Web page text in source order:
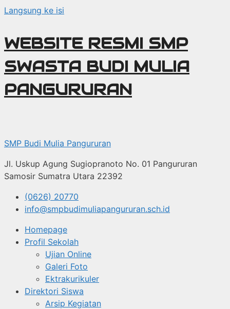
Langsung ke isi
WEBSITE RESMI SMP
SWASTA BUDI MULIA
PANGURURAN
SMP Budi Mulia Pangururan
Jl. Uskup Agung Sugiopranoto No. 01 Pangururan
Samosir Sumatra Utara 22392
(0626) 20770
info@smpbudimuliapangururan.sch.id
Homepage
Profil Sekolah
Ujian Online
Galeri Foto
Ektrakurikuler
Direktori Siswa
Arsip Kegiatan